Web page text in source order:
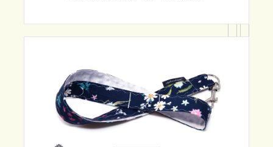
14,90€
SCHLÜSSELBAND MIT